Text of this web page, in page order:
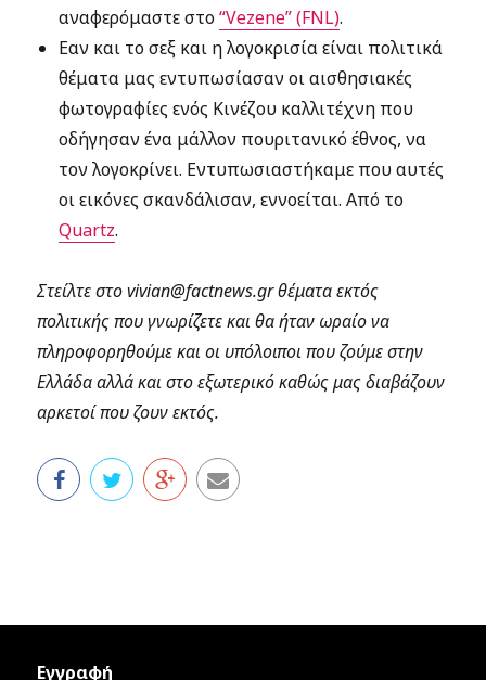
αναφερόμαστε στο“Vezene” (FNL).
Εαν και το σεξ και η λογοκρισία είναι πολιτικά
θέματα μας εντυπωσίασαν οι αισθησιακές
φωτογραφίες ενός Κινέζου καλλιτέχνη που
οδήγησαν ένα μάλλον πουριτανικό έθνος, να
τον λογοκρίνει. Εντυπωσιαστήκαμε που αυτές
οι εικόνες σκανδάλισαν, εννοείται. Από το
Quartz.
Στείλτε στο vivian@factnews.gr θέματα εκτός
πολιτικής που γνωρίζετε και θα ήταν ωραίο να
πληροφορηθούμε και οι υπόλοιποι που ζούμε στην
Ελλάδα αλλά και στο εξωτερικό καθώς μας διαβάζουν
αρκετοί που ζουν εκτός.
Εγγραφή